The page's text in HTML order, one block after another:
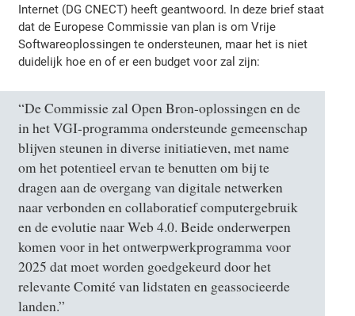
Internet (DG CNECT) heeft geantwoord. In deze brief staat
dat de Europese Commissie van plan is om Vrije
Softwareoplossingen te ondersteunen, maar het is niet
duidelijk hoe en of er een budget voor zal zijn:
“De Commissie zal Open Bron-oplossingen en de
in het VGI-programma ondersteunde gemeenschap
blijven steunen in diverse initiatieven, met name
om het potentieel ervan te benutten om bij te
dragen aan de overgang van digitale netwerken
naar verbonden en collaboratief computergebruik
en de evolutie naar Web 4.0. Beide onderwerpen
komen voor in het ontwerpwerkprogramma voor
2025 dat moet worden goedgekeurd door het
relevante Comité van lidstaten en geassocieerde
landen.”